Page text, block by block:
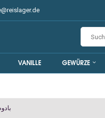
VANILLE GEWÜRZE